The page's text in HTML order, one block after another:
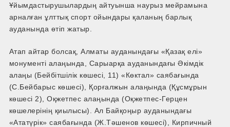
Ұйымдастырушылардың айтуынша наурыз мейрамына
арналған ұлттық спорт ойындары қаланың барлық
ауданында өтіп жатыр.
Атап айтар болсақ, Алматы ауданындағы «Қазақ елі»
монументі алаңында, Сарыарқа ауданындағы Әкімдік
алаңы (Бейбітшілік көшесі, 11) «Көктал» саябағында
(С.Бейбарыс көшесі), Қорғалжын алаңында (Құсмұрын
көшесі 2), Оқжетпес алаңында (Оқжетпес-Герцен
көшелерінің қиылысы). Ал Байқоңыр ауданындағы
«Ататүрік» саябағында (Ж.Тәшенов көшесі), Кирпичный